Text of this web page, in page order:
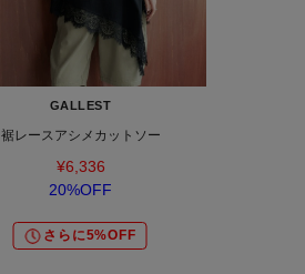
GALLEST
裾レースアシメカットソー
¥6,336
20%OFF
さらに5%OFF